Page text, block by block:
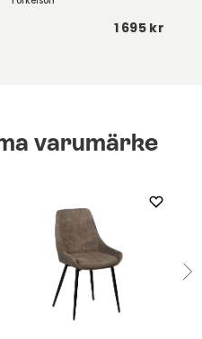
1 695 kr
varumärke